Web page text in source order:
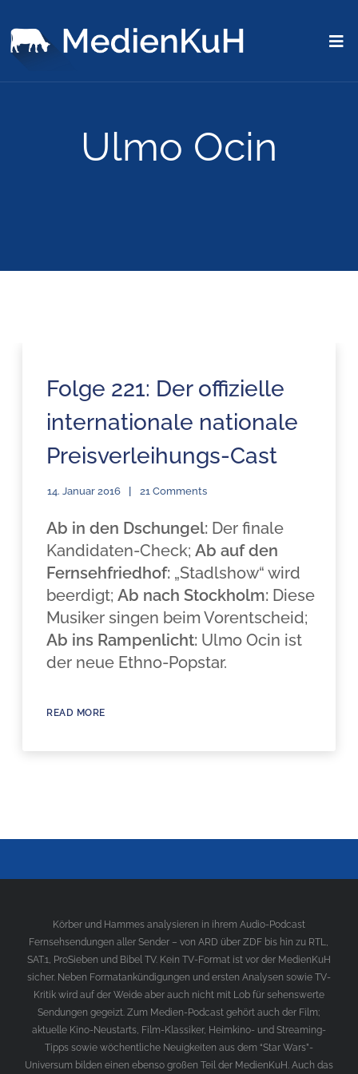
Ulmo Ocin
Folge 221: Der offizielle
internationale nationale
Preisverleihungs-Cast
14. Januar 2016 21 Comments
Ab in den Dschungel: Der finale
Kandidaten-Check;Ab auf den
Fernsehfriedhof: „Stadlshow“ wird
beerdigt;Ab nach Stockholm: Diese
Musiker singen beim Vorentscheid;
Ab ins Rampenlicht: Ulmo Ocin ist
der neue Ethno-Popstar.
READ MORE
Körber und Hammes analysieren in ihrem Audio-Podcast
Fernsehsendungen aller Sender – von ARD über ZDF bis hin zu RTL,
SAT.1, ProSieben und Bibel TV. Kein TV-Format ist vor der MedienKuH
sicher. Neben Formatankündigungen und ersten Analysen sowie TV-
Kritik wird auf der Weide aber auch nicht mit Lob für sehenswerte
Sendungen gegeizt. Zum Medien-Podcast gehört auch der Film;
aktuelle Kino-Neustarts, Film-Klassiker, Heimkino- und Streaming-
Tipps sowie wöchentliche Neuigkeiten aus dem “Star Wars”-
Universum bilden einen ebenso großen Teil der MedienKuH. Auch das